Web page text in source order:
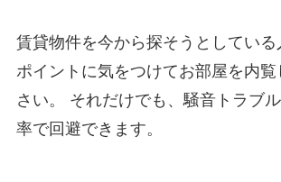
賃貸物件を今から探そうとしてい
ポイントに気をつけてお部屋を内
さい。 それだけでも、騒音トラブ
率で回避できます。